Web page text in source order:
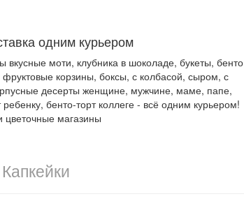
одним курьером
вкусные моти, клубника в шоколаде, букеты, бенто
фруктовые корзины, боксы, с колбасой, сыром, с
десерты женщине, мужчине, маме, папе,
бенто-торт коллеге - всё одним курьером!
цветочные магазины